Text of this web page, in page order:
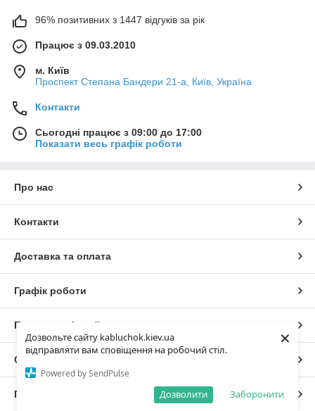
Дозвольте сайту kabluchok.kiev.ua
відправляти вам сповіщення на робочий стіл.
Powered by SendPulse
Заборонити
Дозволити
×
96% позитивних з 1447 відгуків за рік
Працює з 09.03.2010
м. Київ
Проспект Степана Бандери 21-а, Київ, Україна
Контакти
Сьогодні працює з 09:00 до 17:00
Показати весь графік роботи
Про нас
Контакти
Доставка та оплата
Графік роботи
Повна версія сайту
Сайт створено на маркетплейсі
Політика конфіденційності